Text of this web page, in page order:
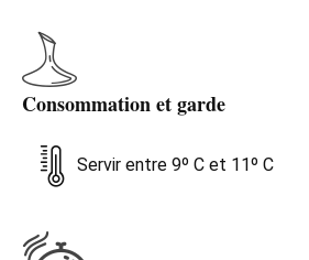
Consommation et garde
Servir entre 9º C et 11º C